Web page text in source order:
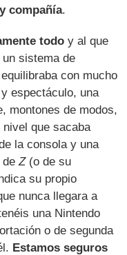
compañía.
todo y al que
sistema de
con mucho
espectáculo, una
montones de modos,
que sacaba
la consola y una
deZ(o de su
su propio
nunca llegara a
una Nintendo
o de segunda
Estamos seguros